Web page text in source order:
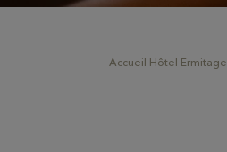
Accueil Hôtel Ermitage